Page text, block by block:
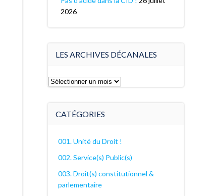
2026
LES ARCHIVES DÉCANALES
Les
CATÉGORIES
001. Unité du Droit !
002. Service(s) Public(s)
003. Droit(s) constitutionnel &
parlementaire